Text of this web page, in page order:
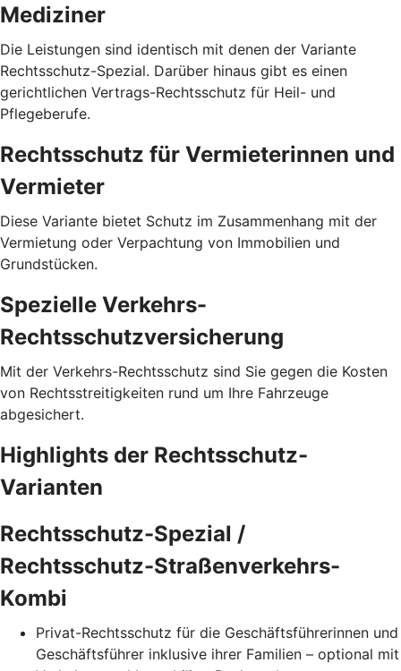
Mediziner
Die Leistungen sind identisch mit denen der Variante
Rechtsschutz-Spezial. Darüber hinaus gibt es einen
gerichtlichen Vertrags-Rechtsschutz für Heil- und
Pflegeberufe.
Rechtsschutz für Vermieterinnen und
Vermieter
Diese Variante bietet Schutz im Zusammenhang mit der
Vermietung oder Verpachtung von Immobilien und
Grundstücken.
Spezielle Verkehrs-
Rechtsschutzversicherung
Mit der Verkehrs-Rechtsschutz sind Sie gegen die Kosten
von Rechtsstreitigkeiten rund um Ihre Fahrzeuge
abgesichert.
Highlights der Rechtsschutz-
Varianten
Rechtsschutz-Spezial /
Rechtsschutz-Straßenverkehrs-
Kombi
Privat-Rechtsschutz für die Geschäftsführerinnen und
Geschäftsführer inklusive ihrer Familien – optional mit